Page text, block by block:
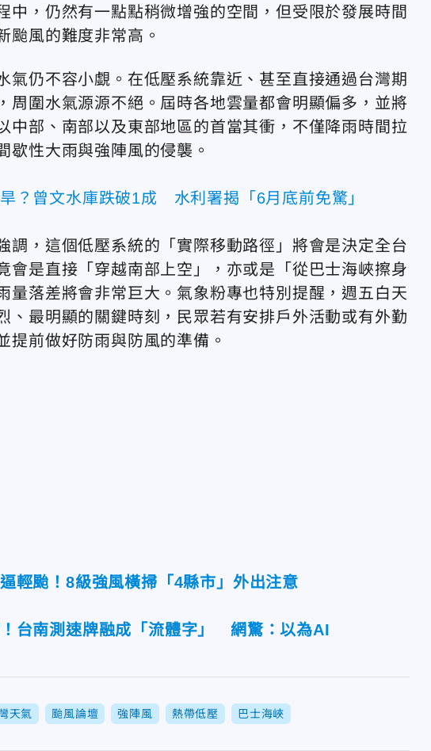
中，仍然有一點點稍微增強的空間，但受限於發展時間
颱風的難度非常高。
氣仍不容小覷。在低壓系統靠近、甚至直接通過台灣期
周圍水氣源源不絕。屆時各地雲量都會明顯偏多，並將
中部、南部以及東部地區的首當其衝，不僅降雨時間拉
歇性大雨與強陣風的侵襲。
？曾文水庫跌破1成 水利署揭「6月底前免驚」
調，這個低壓系統的「實際移動路徑」將會是決定全台
會是直接「穿越南部上空」，亦或是「從巴士海峽擦身
量落差將會非常巨大。氣象粉專也特別提醒，週五白天
、最明顯的關鍵時刻，民眾若有安排戶外活動或有外勤
提前做好防雨與防風的準備。
輕颱！8級強風橫掃「4縣市」外出注意
台南測速牌融成「流體字」 網驚：以為AI
天氣 颱風論壇 強陣風 熱帶低壓 巴士海峽